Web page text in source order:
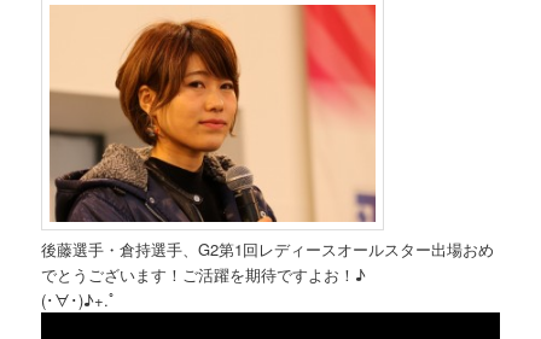
後藤選手・倉持選手、G2第1回レディースオールスター出場おめ
でとうございます！ご活躍を期待ですよお！♪
(･∀･)♪+.ﾟ